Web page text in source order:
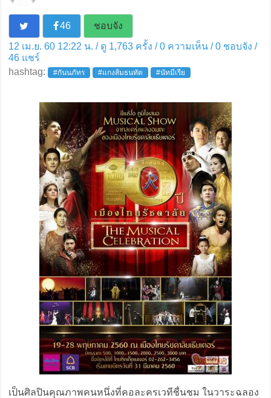
46
ชอบจัง
12 เม.ย. 60 12:22 น. / ดู 1,763 ครั้ง / 0 ความเห็น /0ชอบจัง /
46แชร์
hashtag:
#กันนภัทร #แกงส้มธนทัต #นัทมีเรีย
เป็นศิลปินคุณภาพคนหนึ่งที่คอละครเวทีชื่นชม ในวาระฉลอง